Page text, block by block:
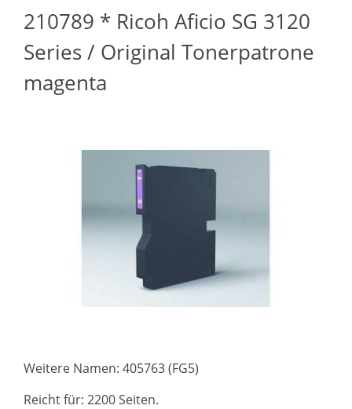
210789 * Ricoh Aficio SG 3120
Series / Original Tonerpatrone
magenta
Weitere Namen: 405763 (FG5)
Reicht für: 2200 Seiten.